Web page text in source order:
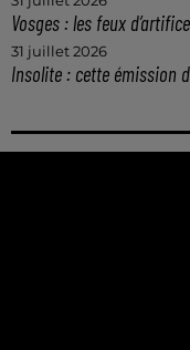
Vosges : les feux
31 juillet 2026
Insolite : cette émission